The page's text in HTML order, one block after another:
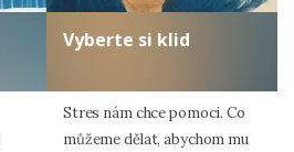
Vyberte si klid
Stres nám chce pomoci. Co
můžeme dělat, abychom mu